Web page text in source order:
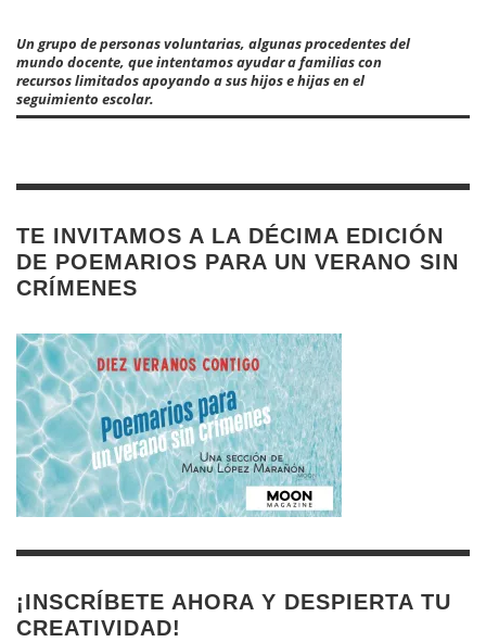
Un grupo de personas voluntarias, algunas procedentes del
mundo docente, que intentamos ayudar a familias con
recursos limitados apoyando a sus hijos e hijas en el
seguimiento escolar.
TE INVITAMOS A LA DÉCIMA EDICIÓN
DE POEMARIOS PARA UN VERANO SIN
CRÍMENES
¡INSCRÍBETE AHORA Y DESPIERTA TU
CREATIVIDAD!